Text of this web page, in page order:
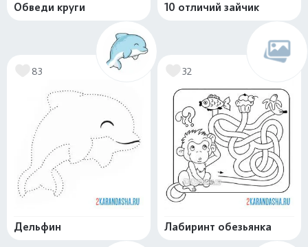
Обведи круги 10 отличий зайчик
83
Дельфин
32
Лабиринт обезьянка